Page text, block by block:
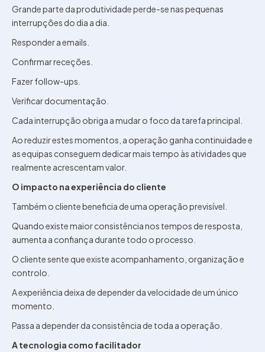
Grande parte da produtividade perde-se nas pequenas
interrupções do dia a dia.
Responder a emails.
Confirmar receções.
Fazer follow-ups.
Verificar documentação.
Cada interrupção obriga a mudar o foco da tarefa principal.
Ao reduzir estes momentos, a operação ganha continuidade e
as equipas conseguem dedicar mais tempo às atividades que
realmente acrescentam valor.
O impacto na experiência do cliente
Também o cliente beneficia de uma operação previsível.
Quando existe maior consistência nos tempos de resposta,
aumenta a confiança durante todo o processo.
O cliente sente que existe acompanhamento, organização e
controlo.
A experiência deixa de depender da velocidade de um único
momento.
Passa a depender da consistência de toda a operação.
A tecnologia como facilitador